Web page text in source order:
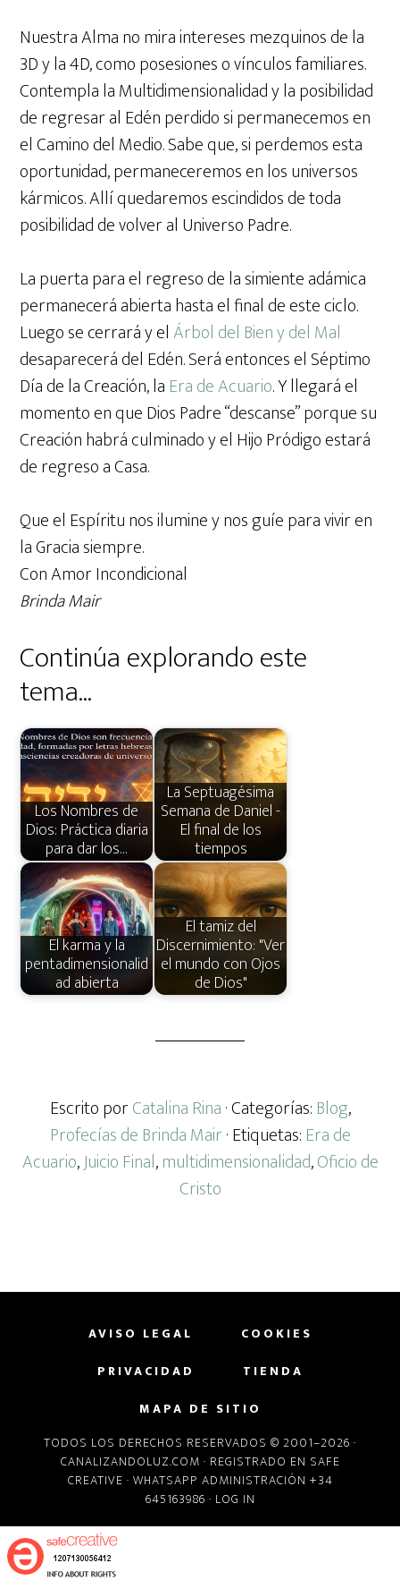
Nuestra Alma no mira intereses mezquinos de la
3D y la 4D, como posesiones o vínculos familiares.
Contempla la Multidimensionalidad y la posibilidad
de regresar al Edén perdido si permanecemos en
el Camino del Medio. Sabe que, si perdemos esta
oportunidad, permaneceremos en los universos
kármicos. Allí quedaremos escindidos de toda
posibilidad de volver al Universo Padre.
La puerta para el regreso de la simiente adámica
permanecerá abierta hasta el final de este ciclo.
Luego se cerrará y elÁrbol del Bien y del Mal
desaparecerá del Edén. Será entonces el Séptimo
Día de la Creación, la Era de Acuario. Y llegará el
momento en que Dios Padre “descanse” porque su
Creación habrá culminado y el Hijo Pródigo estará
de regreso a Casa.
Que el Espíritu nos ilumine y nos guíe para vivir en
la Gracia siempre.
Con Amor Incondicional
Brinda Mair
Continúa explorando este
tema...
Los Nombres de
Dios: Práctica diaria
para dar los…
La Septuagésima
Semana de Daniel -
El final de los
tiempos
El karma y la
pentadimensionalid
ad abierta
El tamiz del
Discernimiento: "Ver
el mundo con Ojos
de Dios"
Escrito porCatalina Rina· Categorías: Blog,
Profecías de Brinda Mair· Etiquetas: Era de
Acuario,Juicio Final,multidimensionalidad,Oficio de
Cristo
AVISO LEGAL
COOKIES
PRIVACIDAD
TIENDA
MAPA DE SITIO
TODOS LOS DERECHOS RESERVADOS © 2001–2026 ·
CANALIZANDOLUZ.COM · REGISTRADO EN SAFE
CREATIVE · WHATSAPP ADMINISTRACIÓN +34
645163986 · LOG IN